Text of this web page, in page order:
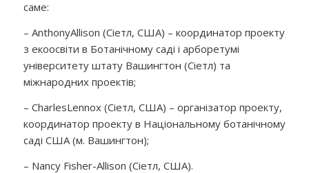
саме:
– AnthonyAllison (Сіетл, США) – координатор проекту
з екоосвіти в Ботанічному саді і арборетумі
університету штату Вашингтон (Сіетл) та
міжнародних проектів;
– CharlesLennox (Сіетл, США) – організатор проекту,
координатор проекту в Національному ботанічному
саді США (м. Вашингтон);
– Nancy Fisher-Allison (Сіетл, США).